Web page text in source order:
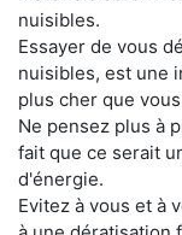
nuisibles.
Essayer de vous
nuisibles, est une
plus cher que
Ne pensez plus à
fait que ce serait
d'énergie.
Evitez à vous et à